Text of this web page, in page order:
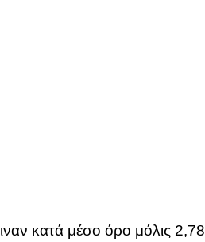
κατά μέσο όρο μόλις